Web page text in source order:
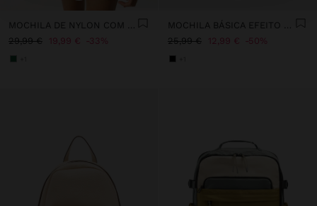
29,99 €
19,99 € 33%
25,99 €
12,99 € 50%